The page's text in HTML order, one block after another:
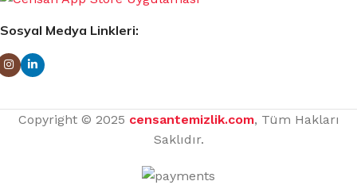
Sosyal Medya Linkleri:
Copyright © 2025 censantemizlik.com, Tüm Hakları
Saklıdır.